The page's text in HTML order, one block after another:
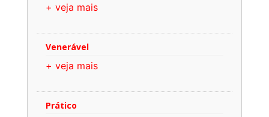
+ veja mais
Venerável
+ veja mais
Prático